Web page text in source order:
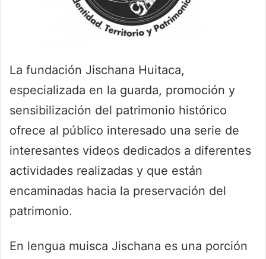
La fundación Jischana Huitaca,
especializada en la guarda, promoción y
sensibilización del patrimonio histórico
ofrece al público interesado una serie de
interesantes videos dedicados a diferentes
actividades realizadas y que están
encaminadas hacia la preservación del
patrimonio.
En lengua muisca Jischana es una porción